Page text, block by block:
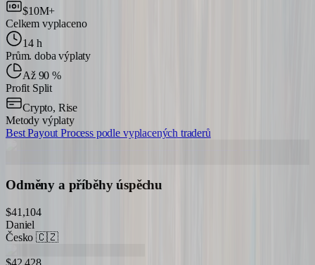
$10M+
Celkem vyplaceno
14 h
Prům. doba výplaty
Až 90 %
Profit Split
Crypto, Rise
Metody výplaty
Best Payout Process podle vyplacených traderů
Odměny a příběhy úspěchu
$41,104
Daniel
Česko 🇨🇿
$42,428